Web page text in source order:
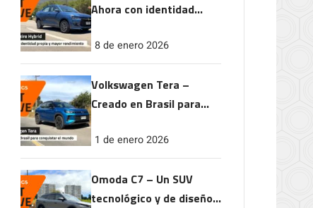
Ahora con identidad
rendimiento
8 de enero 2026
Volkswagen Tera –
Creado en Brasil para
1 de enero 2026
Omoda C7 – Un SUV
tecnológico y de diseño